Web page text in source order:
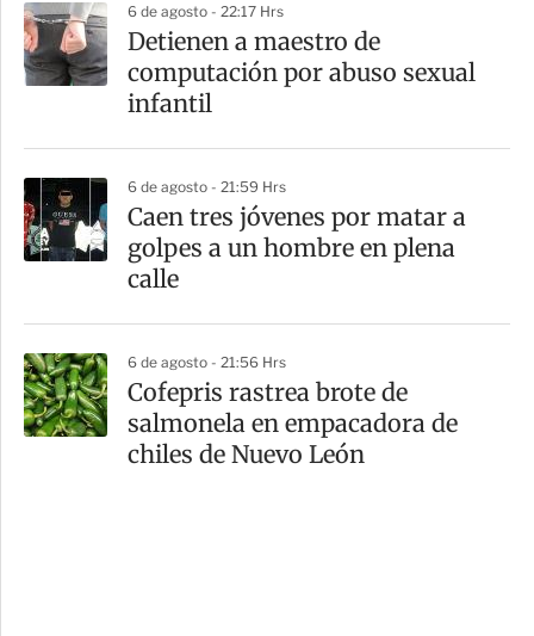
6 de agosto - 22:17 Hrs
Detienen a maestro de
computación por abuso sexual
infantil
6 de agosto - 21:59 Hrs
Caen tres jóvenes por matar a
golpes a un hombre en plena
calle
6 de agosto - 21:56 Hrs
Cofepris rastrea brote de
salmonela en empacadora de
chiles de Nuevo León